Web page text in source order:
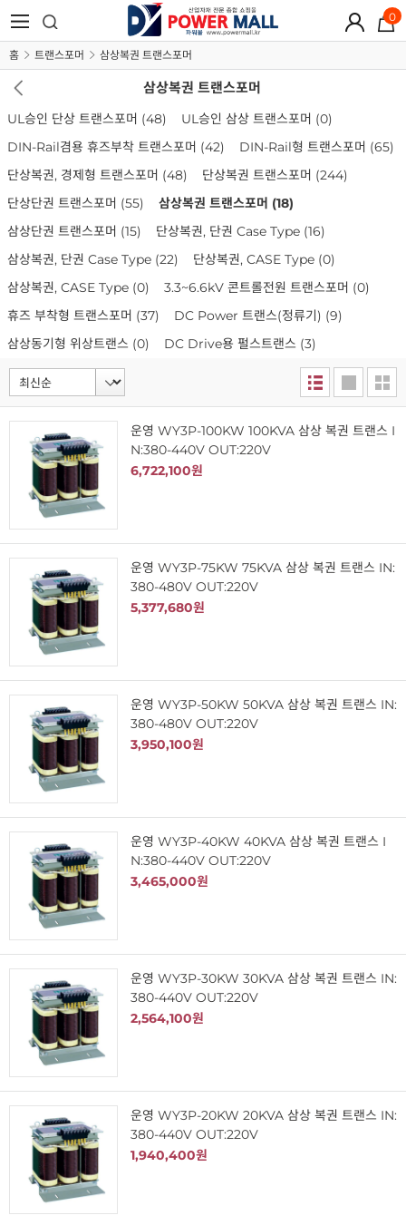
0
홈 트랜스포머 삼상복권 트랜스포머
삼상복권 트랜스포머
UL승인 단상 트랜스포머 (48) UL승인 삼상 트랜스포머 (0)
DIN-Rail겸용 휴즈부착 트랜스포머 (42) DIN-Rail형 트랜스포머 (65)
단상복권, 경제형 트랜스포머 (48) 단상복권 트랜스포머 (244)
단상단권 트랜스포머 (55) 삼상복권 트랜스포머 (18)
삼상단권 트랜스포머 (15) 단상복권, 단권 Case Type (16)
삼상복권, 단권 Case Type (22) 단상복권, CASE Type (0)
삼상복권, CASE Type (0) 3.3~6.6kV 콘트롤전원 트랜스포머 (0)
휴즈 부착형 트랜스포머 (37) DC Power 트랜스(정류기) (9)
삼상동기형 위상트랜스 (0) DC Drive용 펄스트랜스 (3)
운영 WY3P-100KW 100KVA 삼상 복권 트랜스 I
N:380-440V OUT:220V
6,722,100원
운영 WY3P-75KW 75KVA 삼상 복권 트랜스 IN:
380-480V OUT:220V
5,377,680원
운영 WY3P-50KW 50KVA 삼상 복권 트랜스 IN:
380-480V OUT:220V
3,950,100원
운영 WY3P-40KW 40KVA 삼상 복권 트랜스 I
N:380-440V OUT:220V
3,465,000원
운영 WY3P-30KW 30KVA 삼상 복권 트랜스 IN:
380-440V OUT:220V
2,564,100원
운영 WY3P-20KW 20KVA 삼상 복권 트랜스 IN:
380-440V OUT:220V
1,940,400원